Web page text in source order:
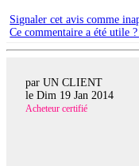
Signaler cet avis comme
Ce commentaire a été utile
par UN CLIENT
le Dim 19 Jan 2014
Acheteur certifié